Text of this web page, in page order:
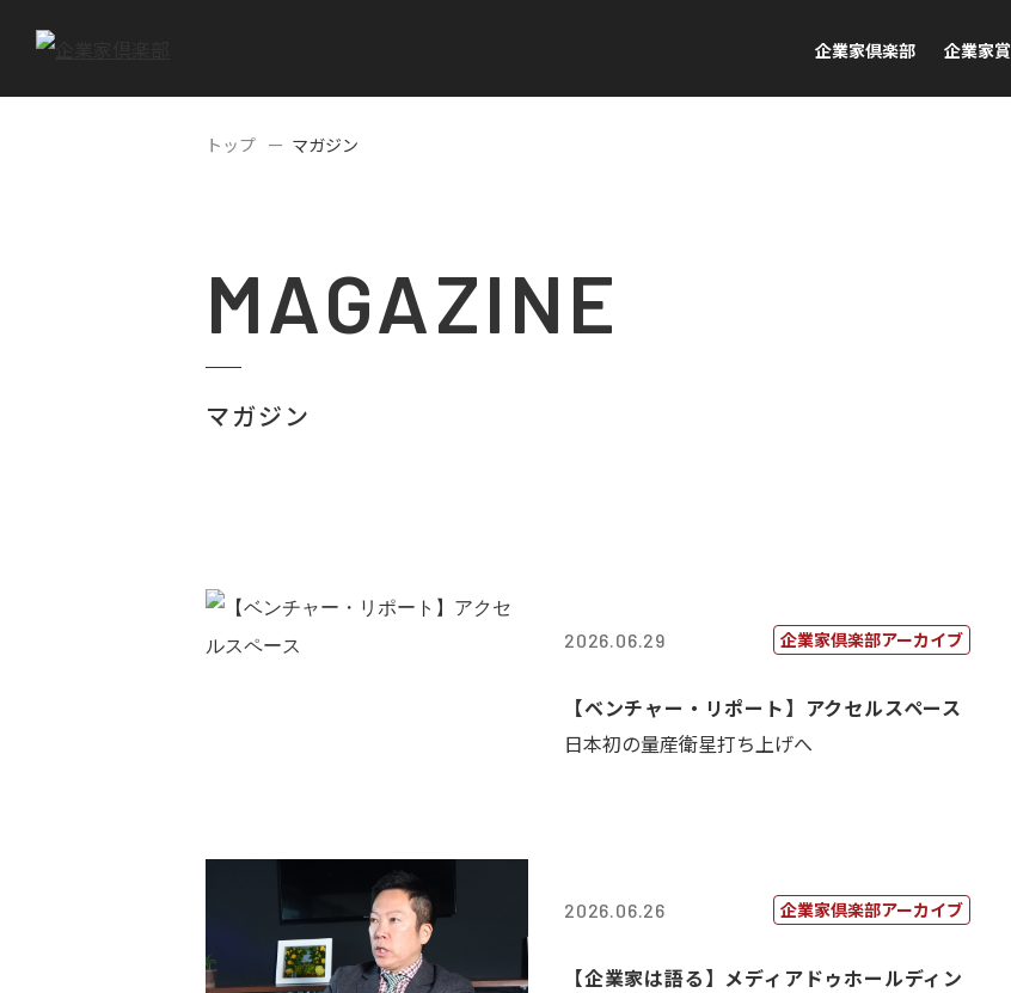
企業家倶楽部 企業家賞
トップ マガジン
MAGAZINE
マガジン
2026.06.29 企業家倶楽部アーカイブ
【ベンチャー・リポート】アクセルスペース
日本初の量産衛星打ち上げへ
2026.06.26 企業家倶楽部アーカイブ
【企業家は語る】メディアドゥホールディン